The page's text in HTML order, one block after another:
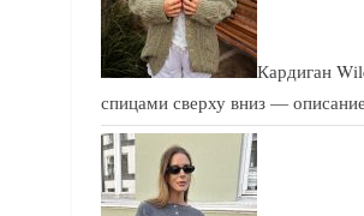
Кардиган
спицами сверху вниз —